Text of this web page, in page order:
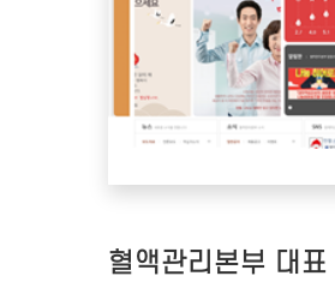
혈액관리본부 대표